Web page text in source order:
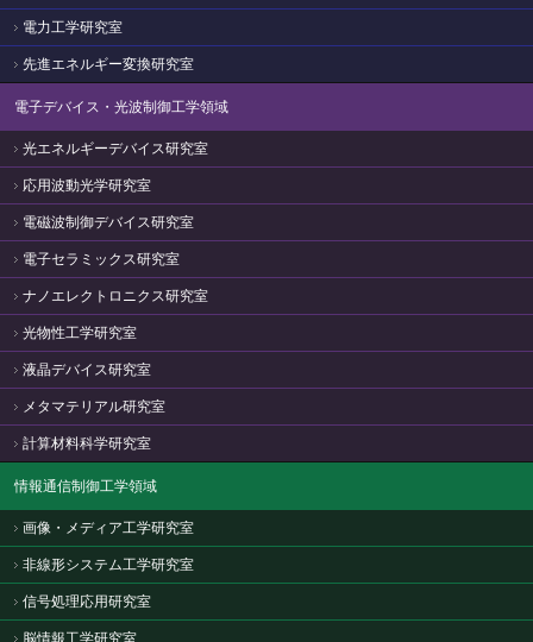
電力工学研究室
先進エネルギー変換研究室
電子デバイス・光波制御工学領域
光エネルギーデバイス研究室
応用波動光学研究室
電磁波制御デバイス研究室
電子セラミックス研究室
ナノエレクトロニクス研究室
光物性工学研究室
液晶デバイス研究室
メタマテリアル研究室
計算材料科学研究室
情報通信制御工学領域
画像・メディア工学研究室
非線形システム工学研究室
信号処理応用研究室
脳情報工学研究室